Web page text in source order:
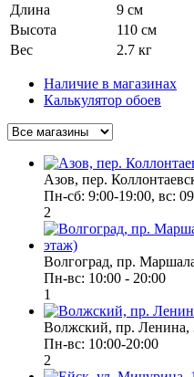
Длина
9 см
Высота
110 см
Вес
2.7 кг
Наличие в магазинах
Калькулятор обоев
Азов, пер.
Пн-сб: 9:00-19:00, вс:
2
Волгоград, пр.
Пн-вс: 10:00 - 20:00
1
Волжский, пр. Ленина,
Пн-вс: 10:00-20:00
2